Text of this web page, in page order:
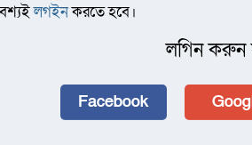
লগইনকরতে হবে।
লগিন করুন
Facebook